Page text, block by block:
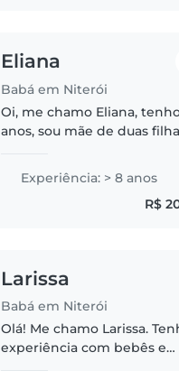
Eliana
Babá em Niterói
Oi, me chamo Eliana,
anos, sou mãe de duas
várias idades e com
necessidades diferentes
Experiência: > 8 anos
R$
Larissa
Babá em Niterói
Olá! Me chamo Larissa.
experiência com bebês e